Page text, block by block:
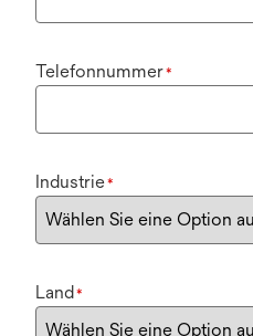
Telefonnummer*
Industrie*
Land*